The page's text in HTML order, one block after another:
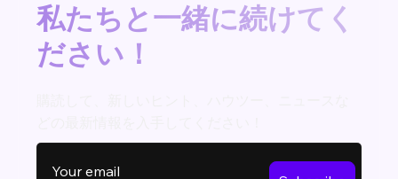
私たちと一緒に続けてく
ださい！